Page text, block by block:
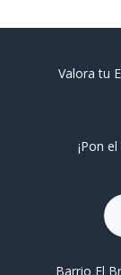
Valora tu
¡Pon
Barrio El